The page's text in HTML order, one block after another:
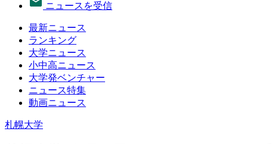
ニュースを受信
最新ニュース
ランキング
大学ニュース
小中高ニュース
大学発ベンチャー
ニュース特集
動画ニュース
札幌大学